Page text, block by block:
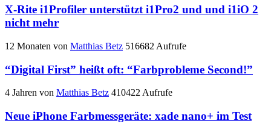
X-Rite i1Profiler unterstützt i1Pro2 und und i1iO 2
nicht mehr
12 Monaten von Matthias Betz 516682 Aufrufe
“Digital First” heißt oft: “Farbprobleme Second!”
4 Jahren von Matthias Betz 410422 Aufrufe
Neue iPhone Farbmessgeräte: xade nano+ im Test